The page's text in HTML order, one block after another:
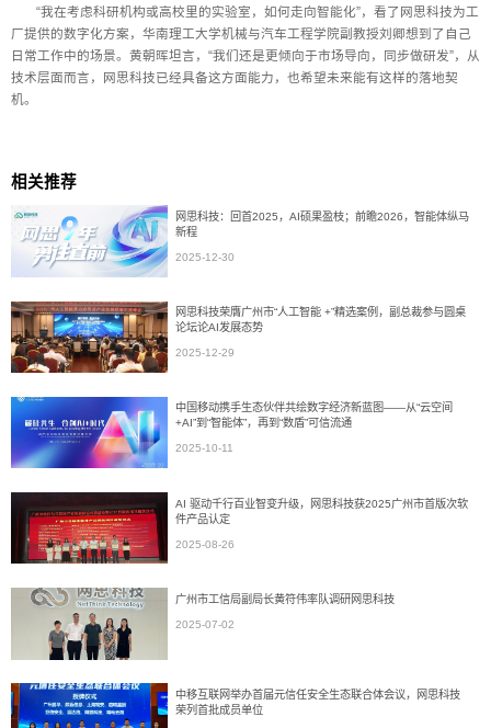
“我在考虑科研机构或高校里的实验室，如何走向智能化”，看了网思科技为工
厂提供的数字化方案，华南理工大学机械与汽车工程学院副教授刘卿想到了自己
日常工作中的场景。黄朝晖坦言，“我们还是更倾向于市场导向，同步做研发”，从
技术层面而言，网思科技已经具备这方面能力，也希望未来能有这样的落地契
机。
相关推荐
网思科技：回首2025，AI硕果盈枝；前瞻2026，智能体纵马
新程
2025-12-30
网思科技荣膺广州市“人工智能 +”精选案例，副总裁参与圆桌
论坛论AI发展态势
2025-12-29
中国移动携手生态伙伴共绘数字经济新蓝图——从“云空间
+AI”到“智能体”，再到“数盾”可信流通
2025-10-11
AI 驱动千行百业智变升级，网思科技获2025广州市首版次软
件产品认定
2025-08-26
广州市工信局副局长黄符伟率队调研网思科技
2025-07-02
中移互联网举办首届元信任安全生态联合体会议，网思科技
荣列首批成员单位